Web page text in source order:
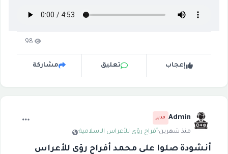
98
إعجاب تعليق مشاركة
Admin مدير
منذ شهرين·أفراح رؤى للأعراس الاسلامية·
أنشودة صلوا على محمد أفراح رؤى للأعراس